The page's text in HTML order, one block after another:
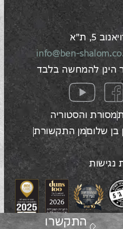
5, ת"א
info@ben-
הינן להמחשה בלבד
מסורת והסטוריה
בן שלוםמן התקשורת
נגישות
התקשרו